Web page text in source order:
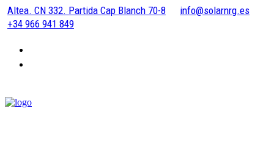
Altea. CN 332. Partida Cap Blanch 70-8
info@solarnrg.es
+34 966 941 849